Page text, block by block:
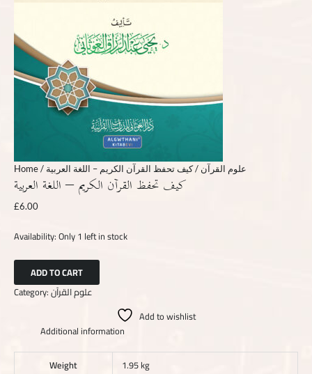
Home/ علوم القرآن / كيف تحفظ القرآن الكريم – اللغة العربية
كيف تحفظ القرآن الكريم – اللغة العربية
£6.00
Availability:Only 1 left in stock
ADD TO CART
Category:علوم القرآن
Add to wishlist
Additional information
Weight
1.95 kg